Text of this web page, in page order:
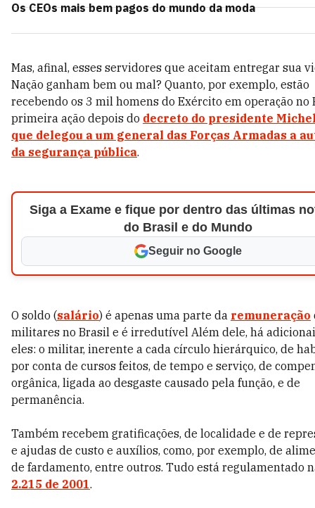
Os CEOs mais bem pagos do mundo da moda
Mas, afinal, esses servidores que aceitam entregar sua
Nação ganham bem ou mal? Quanto, por exemplo, estão
recebendo os 3 mil homens do Exército em operação no
primeira ação depois do decreto do presidente
que delegou a um general das Forças Armadas a
da segurança pública.
Siga a Exame e fique por dentro das últimas
do Brasil e do Mundo
Seguir no Google
O soldo (salário) é apenas uma parte da remuneração
militares no Brasil e é irredutível Além dele, há
eles: o militar, inerente a cada círculo hierárquico, de
por conta de cursos feitos, de tempo e serviço, de
orgânica, ligada ao desgaste causado pela função, e de
permanência.
Também recebem gratificações, de localidade e de
e ajudas de custo e auxílios, como, por exemplo, de
de fardamento, entre outros. Tudo está regulamentado
2.215 de 2001.